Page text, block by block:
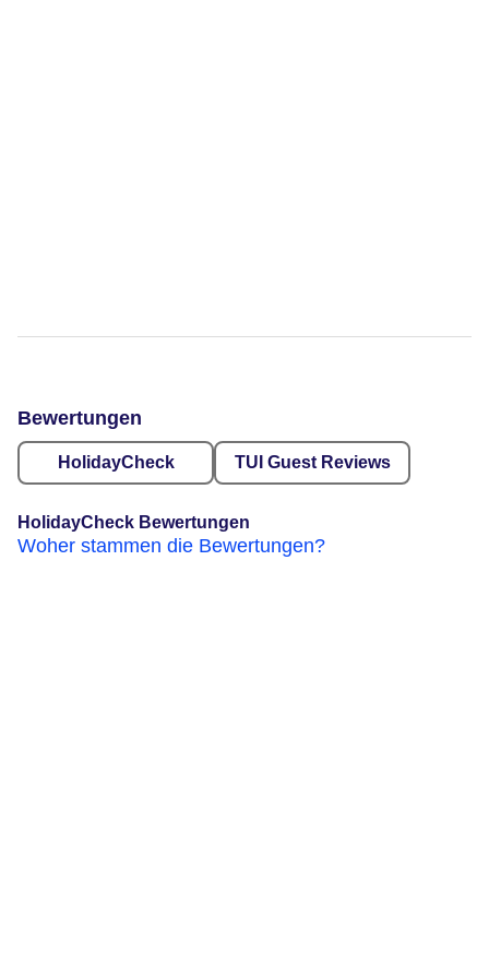
Bewertungen
HolidayCheck TUI Guest Reviews
HolidayCheck Bewertungen
Woher stammen die Bewertungen?